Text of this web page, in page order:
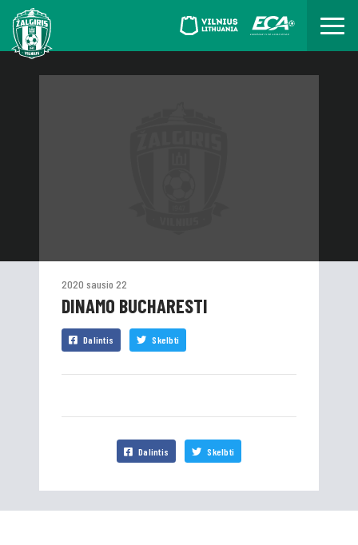
2020 sausio 22
DINAMO BUCHARESTI
Dalintis Skelbti
Dalintis Skelbti